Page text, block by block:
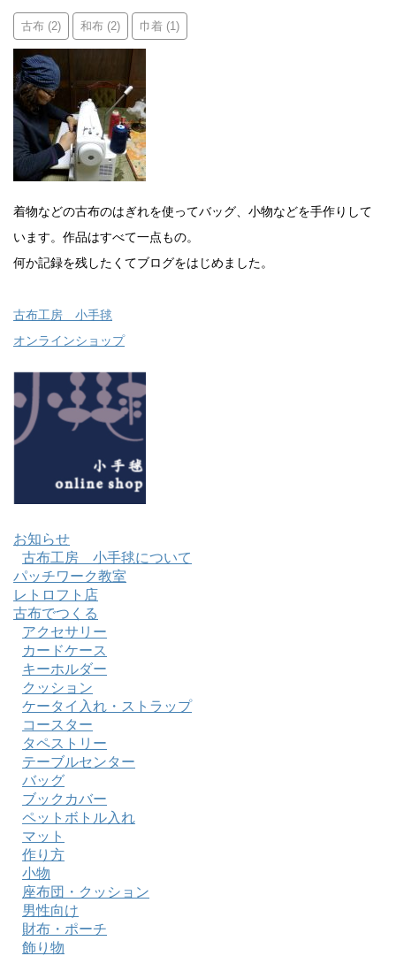
古布 (2) 和布 (2) 巾着 (1)
着物などの古布のはぎれを使ってバッグ、小物などを手作りして
います。作品はすべて一点もの。
何か記録を残したくてブログをはじめました。
古布工房 小手毬
オンラインショップ
お知らせ
古布工房 小手毬について
パッチワーク教室
レトロフト店
古布でつくる
アクセサリー
カードケース
キーホルダー
クッション
ケータイ入れ・ストラップ
コースター
タペストリー
テーブルセンター
バッグ
ブックカバー
ペットボトル入れ
マット
作り方
小物
座布団・クッション
男性向け
財布・ポーチ
飾り物